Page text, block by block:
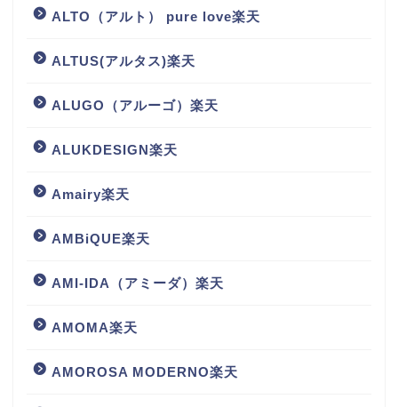
ALTO（アルト） pure love楽天
ALTUS(アルタス)楽天
ALUGO（アルーゴ）楽天
ALUKDESIGN楽天
Amairy楽天
AMBiQUE楽天
AMI-IDA（アミーダ）楽天
AMOMA楽天
AMOROSA MODERNO楽天